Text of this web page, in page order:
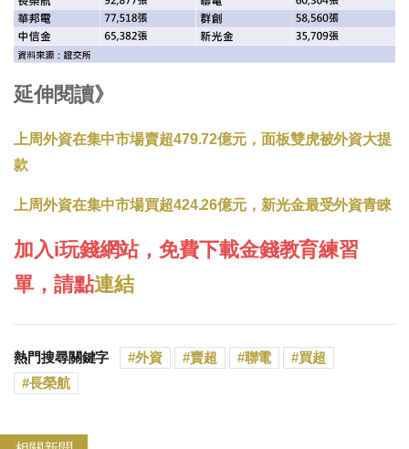
延伸閱讀》
上周外資在集中市場賣超479.72億元，面板雙虎被外資大提
款
上周外資在集中市場買超424.26億元，新光金最受外資青睞
加入i玩錢網站，免費下載金錢教育練習
單，請點連結
熱門搜尋關鍵字 外資 賣超 聯電
買超
長榮航